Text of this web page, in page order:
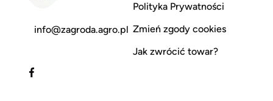
info@zagroda.agro.pl
Polityka Prywatności
Zmień zgody cookies
Jak zwrócić towar?